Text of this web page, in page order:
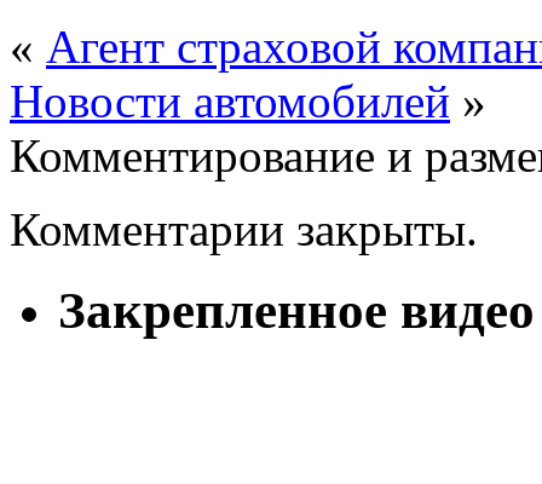
« Агент страховой
Новости автомобилей »
Комментирование и
Комментарии закрыты.
Закрепленное видео